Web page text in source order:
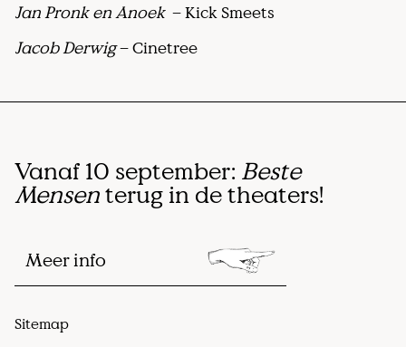
Jan Pronk en Anoek– Kick Smeets
Jacob Derwig– Cinetree
Vanaf 10 september: Beste
Mensenterug in de theaters!
Meer info
Sitemap